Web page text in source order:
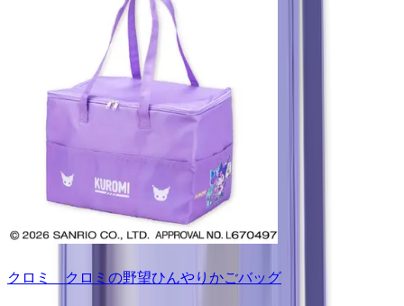
クロミ クロミの野望ひんやりかごバッグ